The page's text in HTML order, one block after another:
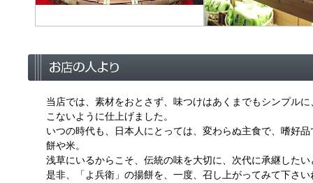
当店では、素材をおとさず、味つけはあくまでもシンプル
こないように仕上げました。
いつの時代も、日本人にとっては、変わらぬ主食で、嗜好品
餅や米。
浅草にいるからこそ、伝統の味を大切に、次代に承継した
是非、「よ兵衛」の揚餅を、一度、召し上がってみて下さい